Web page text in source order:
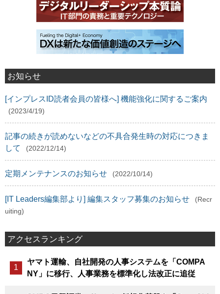
お知らせ
[インプレスID読者会員の皆様へ] 機能強化に関するご案内
(2023/4/19)
記事の続きが読めないなどの不具合発生時の対応につきま
して
(2022/12/14)
定期メンテナンスのお知らせ (2022/10/14)
[IT Leaders編集部より] 編集スタッフ募集のお知らせ
(Recr
uiting)
アクセスランキング
ヤマト運輸、自社開発の人事システムを「COMPA
NY」に移行、人事業務を標準化し法改正に追従